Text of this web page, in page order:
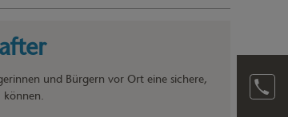
und Bürgern vor Ort eine sichere,
können.